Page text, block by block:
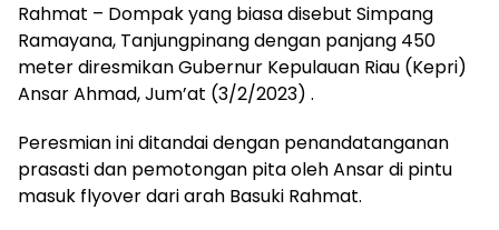
Rahmat – Dompak yang biasa disebut Simpang
Ramayana, Tanjungpinang dengan panjang 450
meter diresmikan Gubernur Kepulauan Riau (Kepri)
Ansar Ahmad, Jum’at (3/2/2023) .
Peresmian ini ditandai dengan penandatanganan
prasasti dan pemotongan pita oleh Ansar di pintu
masuk flyover dari arah Basuki Rahmat.